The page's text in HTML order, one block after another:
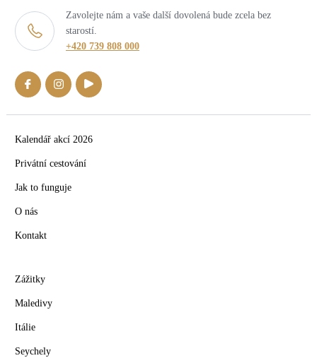
Zavolejte nám a vaše další dovolená bude zcela bez
starostí.
+420 739 808 000
Kalendář akcí 2026
Privátní cestování
Jak to funguje
O nás
Kontakt
Zážitky
Maledivy
Itálie
Seychely